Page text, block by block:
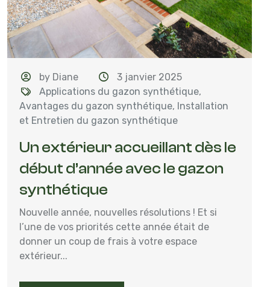
by Diane
3 janvier 2025
Applications du gazon synthétique,
Avantages du gazon synthétique, Installation
et Entretien du gazon synthétique
Un extérieur accueillant dès le
début d’année avec le gazon
synthétique
Nouvelle année, nouvelles résolutions ! Et si
l’une de vos priorités cette année était de
donner un coup de frais à votre espace
extérieur...